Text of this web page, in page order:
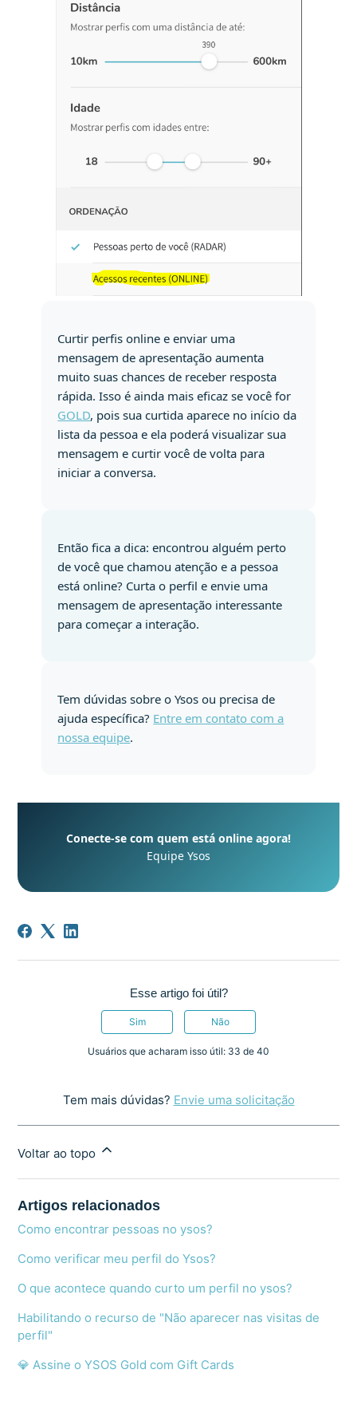
Curtir perfis online e enviar uma
mensagem de apresentação aumenta
muito suas chances de receber resposta
rápida. Isso é ainda mais eficaz se você for
GOLD, pois sua curtida aparece no início da
lista da pessoa e ela poderá visualizar sua
mensagem e curtir você de volta para
iniciar a conversa.
Então fica a dica: encontrou alguém perto
de você que chamou atenção e a pessoa
está online? Curta o perfil e envie uma
mensagem de apresentação interessante
para começar a interação.
Tem dúvidas sobre o Ysos ou precisa de
ajuda específica? Entre em contato com a
nossa equipe.
Conecte-se com quem está online agora!
Equipe Ysos
Esse artigo foi útil?
Sim Não
Usuários que acharam isso útil: 33 de 40
Tem mais dúvidas? Envie uma solicitação
Voltar ao topo
Artigos relacionados
Como encontrar pessoas no ysos?
Como verificar meu perfil do Ysos?
O que acontece quando curto um perfil no ysos?
Habilitando o recurso de "Não aparecer nas visitas de
perfil"
💎 Assine o YSOS Gold com Gift Cards